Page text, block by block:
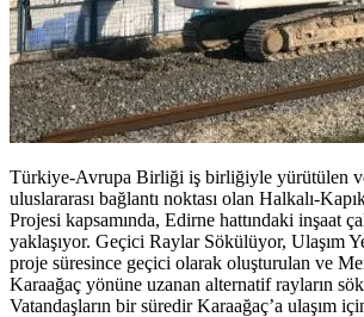
Türkiye-Avrupa Birliği iş birliğiyle yürütülen
uluslararası bağlantı noktası olan Halkalı-
Projesi kapsamında, Edirne hattındaki inşaat
yaklaşıyor. Geçici Raylar Sökülüyor, Ulaşım
proje süresince geçici olarak oluşturulan ve
Karaağaç yönüne uzanan alternatif rayların
Vatandaşların bir süredir Karaağaç’a ulaşım